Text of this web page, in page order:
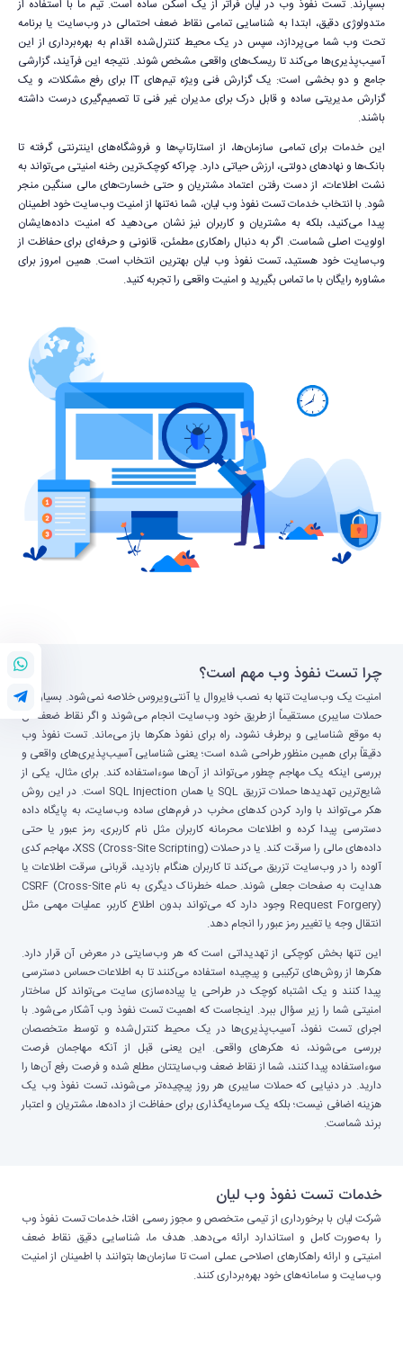
بسپارند. تست نفوذ وب در لیان فراتر از یک اسکن ساده است. تیم ما با استفاده از
متدولوژی دقیق، ابتدا به شناسایی تمامی نقاط ضعف احتمالی در وب‌سایت یا برنامه
تحت وب شما می‌پردازد، سپس در یک محیط کنترل‌شده اقدام به بهره‌برداری از این
آسیب‌پذیری‌ها می‌کند تا ریسک‌های واقعی مشخص شوند. نتیجه این فرآیند، گزارشی
جامع و دو بخشی است: یک گزارش فنی ویژه تیم‌های IT برای رفع مشکلات، و یک
گزارش مدیریتی ساده و قابل درک برای مدیران غیر فنی تا تصمیم‌گیری درست داشته
باشند.
این خدمات برای تمامی سازمان‌ها، از استارتاپ‌ها و فروشگاه‌های اینترنتی گرفته تا
بانک‌ها و نهادهای دولتی، ارزش حیاتی دارد. چراکه کوچک‌ترین رخنه امنیتی می‌تواند به
نشت اطلاعات، از دست رفتن اعتماد مشتریان و حتی خسارت‌های مالی سنگین منجر
شود. با انتخاب خدمات تست نفوذ وب لیان، شما نه‌تنها از امنیت وب‌سایت خود اطمینان
پیدا می‌کنید، بلکه به مشتریان و کاربران نیز نشان می‌دهید که امنیت داده‌هایشان
اولویت اصلی شماست. اگر به دنبال راهکاری مطمئن، قانونی و حرفه‌ای برای حفاظت از
وب‌سایت خود هستید، تست نفوذ وب لیان بهترین انتخاب است. همین امروز برای
مشاوره رایگان با ما تماس بگیرید و امنیت واقعی را تجربه کنید.
چرا تست نفوذ وب مهم است؟
امنیت یک وب‌سایت تنها به نصب فایروال یا آنتی‌ویروس خلاصه نمی‌شود. بسیاری از
حملات سایبری مستقیماً از طریق خود وب‌سایت انجام می‌شوند و اگر نقاط ضعف آن
به موقع شناسایی و برطرف نشود، راه برای نفوذ هکرها باز می‌ماند. تست نفوذ وب
دقیقاً برای همین منظور طراحی شده است؛ یعنی شناسایی آسیب‌پذیری‌های واقعی و
بررسی اینکه یک مهاجم چطور می‌تواند از آن‌ها سوءاستفاده کند. برای مثال، یکی از
شایع‌ترین تهدیدها حملات تزریق SQL یا همان SQL Injection است. در این روش
هکر می‌تواند با وارد کردن کدهای مخرب در فرم‌های ساده وب‌سایت، به پایگاه داده
دسترسی پیدا کرده و اطلاعات محرمانه کاربران مثل نام کاربری، رمز عبور یا حتی
داده‌های مالی را سرقت کند. یا در حملات XSS (Cross-Site Scripting)، مهاجم کدی
آلوده را در وب‌سایت تزریق می‌کند تا کاربران هنگام بازدید، قربانی سرقت اطلاعات یا
هدایت به صفحات جعلی شوند. حمله خطرناک دیگری به نام CSRF (Cross-Site
Request Forgery) وجود دارد که می‌تواند بدون اطلاع کاربر، عملیات مهمی مثل
انتقال وجه یا تغییر رمز عبور را انجام دهد.
این تنها بخش کوچکی از تهدیداتی است که هر وب‌سایتی در معرض آن قرار دارد.
هکرها از روش‌های ترکیبی و پیچیده استفاده می‌کنند تا به اطلاعات حساس دسترسی
پیدا کنند و یک اشتباه کوچک در طراحی یا پیاده‌سازی سایت می‌تواند کل ساختار
امنیتی شما را زیر سؤال ببرد. اینجاست که اهمیت تست نفوذ وب آشکار می‌شود. با
اجرای تست نفوذ، آسیب‌پذیری‌ها در یک محیط کنترل‌شده و توسط متخصصان
بررسی می‌شوند، نه هکرهای واقعی. این یعنی قبل از آنکه مهاجمان فرصت
سوءاستفاده پیدا کنند، شما از نقاط ضعف وب‌سایتتان مطلع شده و فرصت رفع آن‌ها را
دارید. در دنیایی که حملات سایبری هر روز پیچیده‌تر می‌شوند، تست نفوذ وب یک
هزینه اضافی نیست؛ بلکه یک سرمایه‌گذاری برای حفاظت از داده‌ها، مشتریان و اعتبار
برند شماست.
خدمات تست نفوذ وب لیان
شرکت لیان با برخورداری از تیمی متخصص و مجوز رسمی افتا، خدمات تست نفوذ وب
را به‌صورت کامل و استاندارد ارائه می‌دهد. هدف ما، شناسایی دقیق نقاط ضعف
امنیتی و ارائه راهکارهای اصلاحی عملی است تا سازمان‌ها بتوانند با اطمینان از امنیت
وب‌سایت و سامانه‌های خود بهره‌برداری کنند.